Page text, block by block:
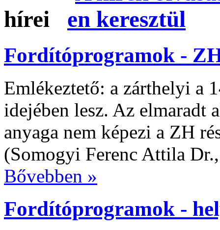
hírei
Fordítóprogramok -
Emlékeztető: a zárthelyi a
idejében lesz. Az elmaradt
anyaga nem képezi a ZH
(Somogyi Ferenc Attila
Bővebben »
Fordítóprogramok -